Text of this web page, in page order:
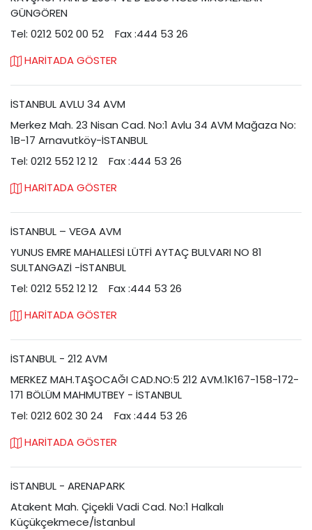
GÜNGÖREN
Tel: 0212 502 00 52
Fax :444 53 26
HARİTADA GÖSTER
İSTANBUL AVLU 34 AVM
Merkez Mah. 23 Nisan Cad. No:1 Avlu 34 AVM Mağaza No:
1B-17 Arnavutköy-İSTANBUL
Tel: 0212 552 12 12
Fax :444 53 26
HARİTADA GÖSTER
İSTANBUL – VEGA AVM
YUNUS EMRE MAHALLESİ LÜTFİ AYTAÇ BULVARI NO 81
SULTANGAZİ -İSTANBUL
Tel: 0212 552 12 12
Fax :444 53 26
HARİTADA GÖSTER
İSTANBUL - 212 AVM
MERKEZ MAH.TAŞOCAĞI CAD.NO:5 212 AVM.1K167-158-172-
171 BÖLÜM MAHMUTBEY - İSTANBUL
Tel: 0212 602 30 24
Fax :444 53 26
HARİTADA GÖSTER
İSTANBUL - ARENAPARK
Atakent Mah. Çiçekli Vadi Cad. No:1 Halkalı
Küçükçekmece/İstanbul